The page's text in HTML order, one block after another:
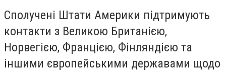
Сполучені Штати Америки підтримують
контакти з Великою Британією,
Норвегією, Францією, Фінляндією та
іншими європейськими державами щодо